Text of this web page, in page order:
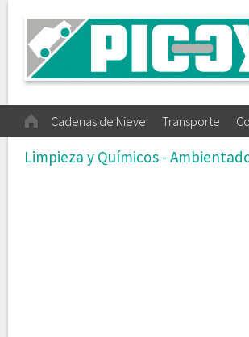
Cadenas de Nieve Transporte
Limpieza y Químicos -